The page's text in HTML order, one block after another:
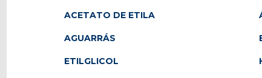
ACETATO DE ETILA
AGUARRÁS
ETILGLICOL